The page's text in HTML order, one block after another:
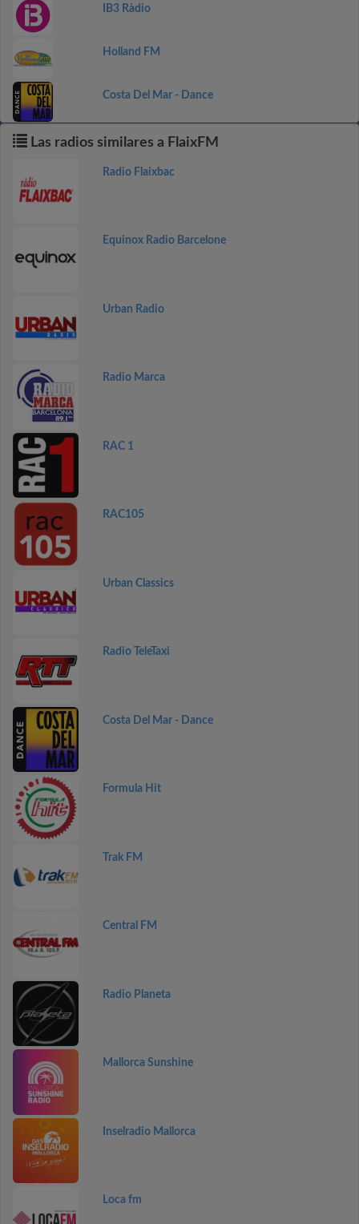
IB3 Ràdio
Holland FM
Costa Del Mar - Dance
Las radios similares a FlaixFM
Radio Flaixbac
Equinox Radio Barcelone
Urban Radio
Radio Marca
RAC 1
RAC105
Urban Classics
Radio TeleTaxi
Costa Del Mar - Dance
Formula Hit
Trak FM
Central FM
Radio Planeta
Mallorca Sunshine
Inselradio Mallorca
Loca fm